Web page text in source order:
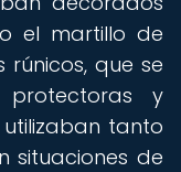
el martillo de
rúnicos, que se
y
utilizaban tanto
situaciones de